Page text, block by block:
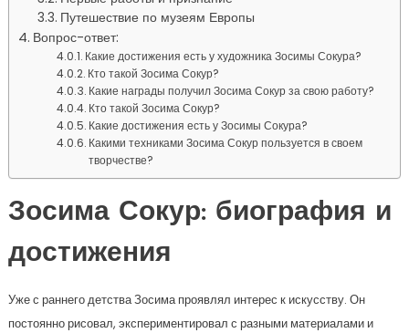
Путешествие по музеям Европы
Вопрос-ответ:
Какие достижения есть у художника Зосимы Сокура?
Кто такой Зосима Сокур?
Какие награды получил Зосима Сокур за свою работу?
Кто такой Зосима Сокур?
Какие достижения есть у Зосимы Сокура?
Какими техниками Зосима Сокур пользуется в своем
творчестве?
Зосима Сокур: биография и
достижения
Уже с раннего детства Зосима проявлял интерес к искусству. Он
постоянно рисовал, экспериментировал с разными материалами и